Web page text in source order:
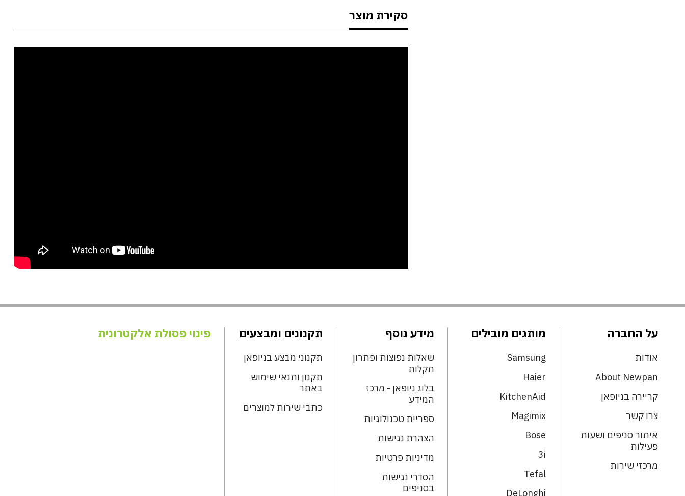
סקירת מוצר
על החברה
אודות
About Newpan
קריירה בניופאן
צרו קשר
איתור סניפים ושעות
פעילות
מרכזי שירות
מותגים מובילים
Samsung
Haier
KitchenAid
Magimix
Bose
3i
Tefal
DeLonghi
מידע נוסף
שאלות נפוצות ופתרון
תקלות
בלוג ניופאן - מרכז
המידע
ספריית טכנולוגיות
הצהרת נגישות
מדיניות פרטיות
הסדרי נגישות
בסניפים
תקנונים ומבצעים
תקנוני מבצע בניופאן
תקנון ותנאי שימוש
באתר
כתבי שירות למוצרים
פינוי פסולת אלקטרונית